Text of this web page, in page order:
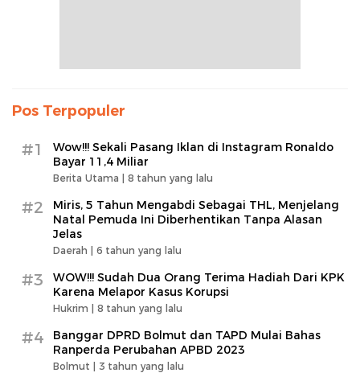
Pos Terpopuler
#1
Wow!!! Sekali Pasang Iklan di Instagram Ronaldo
Bayar 11,4 Miliar
Berita Utama | 8 tahun yang lalu
#2
Miris, 5 Tahun Mengabdi Sebagai THL, Menjelang
Natal Pemuda Ini Diberhentikan Tanpa Alasan
Jelas
Daerah | 6 tahun yang lalu
#3
WOW!!! Sudah Dua Orang Terima Hadiah Dari KPK
Karena Melapor Kasus Korupsi
Hukrim | 8 tahun yang lalu
#4
Banggar DPRD Bolmut dan TAPD Mulai Bahas
Ranperda Perubahan APBD 2023
Bolmut | 3 tahun yang lalu